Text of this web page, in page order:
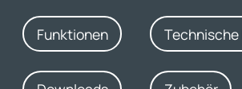
Funktionen